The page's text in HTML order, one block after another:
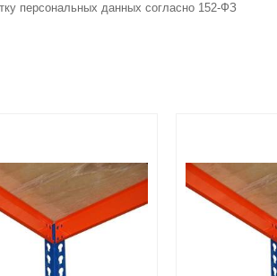
персональных данных согласно 152-ФЗ